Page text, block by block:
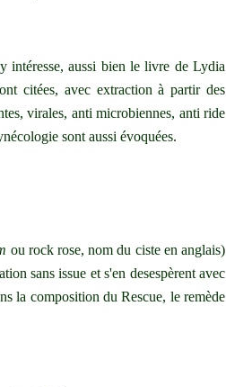
intéresse, aussi bien le livre de Lydia
citées, avec extraction à partir des
virales, anti microbiennes, anti ride
sont aussi évoquées.
ou rock rose, nom du ciste en anglais)
sans issue et s'en desespèrent avec
la composition du Rescue, le remède